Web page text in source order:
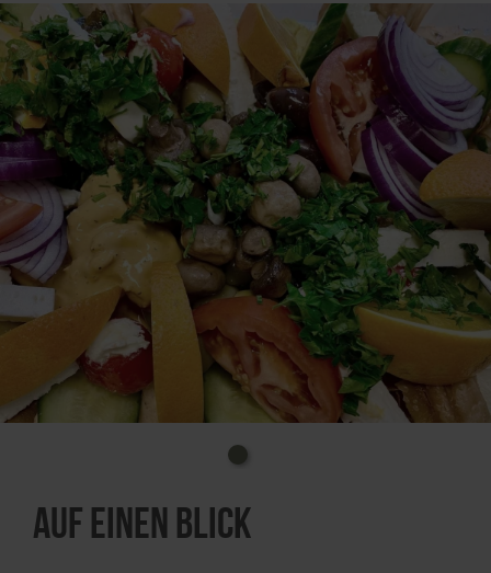
ebenfalls sein Kulinarikparadies mitten im Landkreis
Euskirchen. Besuchen Sie unser liebevoll dekoriertes
und mit Leidenschaft geführtes Restaurant Croatia,
das Sie mit einem eigens angelegten Bachlauf im
Gastgarten und einem behaglichen Wintergarten
herzlich willkommen heißt!
Auf einen Blick